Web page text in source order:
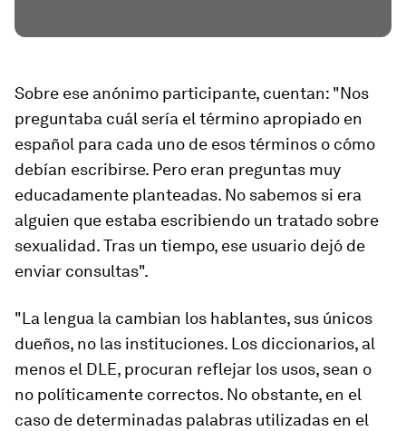
Sobre ese anónimo participante, cuentan: "Nos
preguntaba cuál sería el término apropiado en
español para cada uno de esos términos o cómo
debían escribirse. Pero eran preguntas muy
educadamente planteadas. No sabemos si era
alguien que estaba escribiendo un tratado sobre
sexualidad. Tras un tiempo, ese usuario dejó de
enviar consultas".
"La lengua la cambian los hablantes, sus únicos
dueños, no las instituciones. Los diccionarios, al
menos el DLE, procuran reflejar los usos, sean o
no políticamente correctos. No obstante, en el
caso de determinadas palabras utilizadas en el